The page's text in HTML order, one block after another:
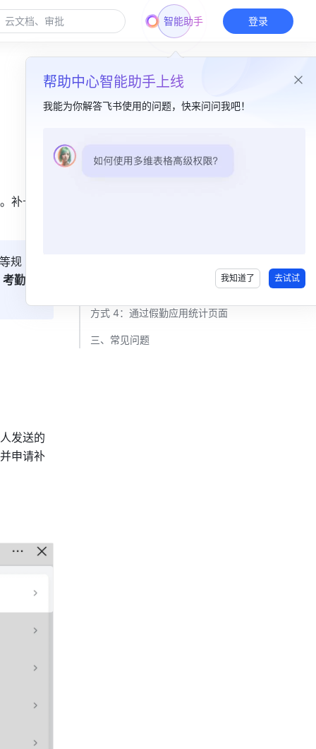
智能助手
帮助中心智能助手上线
我能为你解答飞书使用的问题，快来问问我吧！
我知道了 去试试
登录
补卡申
规
考勤规
发送的
申请补
方式 3：通过假勤应用申请页面​
方式 4：通过假勤应用统计页面​
三、常见问题​